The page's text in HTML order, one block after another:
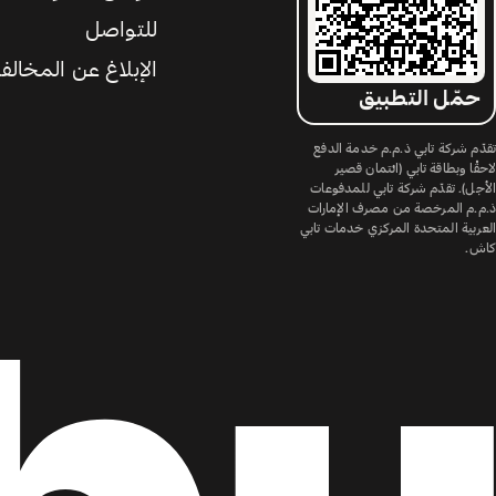
حمّل التطبيق
تقدّم شركة تابي ذ.م.م خدمة الدفع
لاحقًا وبطاقة تابي (ائتمان قصير
الأجل). تقدّم شركة تابي للمدفوعات
ذ.م.م المرخصة من مصرف الإمارات
العربية المتحدة المركزي خدمات تابي
كاش.
للتواصل
الإبلاغ عن